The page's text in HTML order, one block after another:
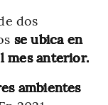
dos
se ubica en
mes anterior.
ambientes